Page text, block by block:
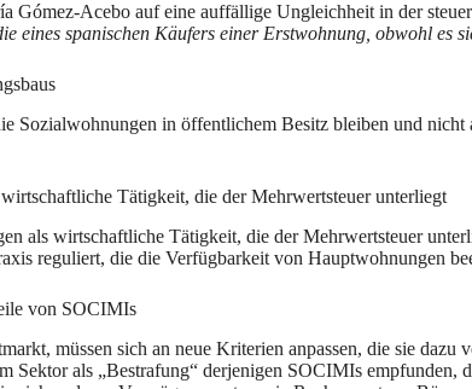
Gómez-Acebo auf eine auffällige Ungleichheit in der
eines spanischen Käufers einer Erstwohnung, obwohl es
Sozialwohnungen in öffentlichem Besitz bleiben und
Tätigkeit, die der Mehrwertsteuer unterliegt
als wirtschaftliche Tätigkeit, die der Mehrwertsteuer
reguliert, die die Verfügbarkeit von Hauptwohnungen
von SOCIMIs
müssen sich an neue Kriterien anpassen, die sie
Sektor als „Bestrafung“ derjenigen SOCIMIs